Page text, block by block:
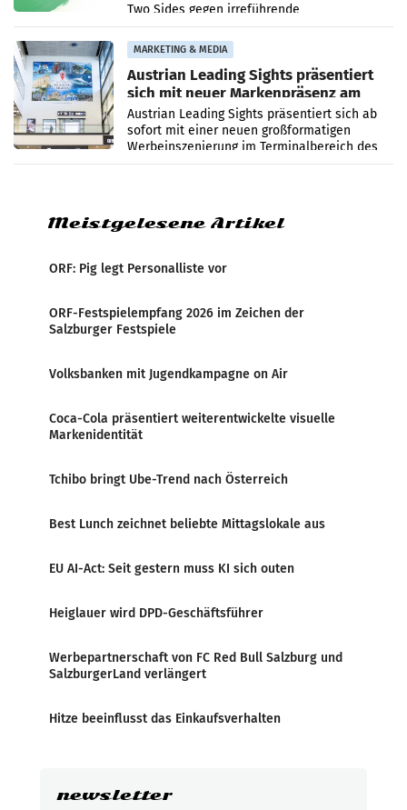
Two Sides gegen irreführende
Umweltaussagen bei Papierkommunikation
und papierbasierten Verpackungen
MARKETING & MEDIA
Austrian Leading Sights präsentiert
sich mit neuer Markenpräsenz am
Flughafen Wien
Austrian Leading Sights präsentiert sich ab
sofort mit einer neuen großformatigen
Werbeinszenierung im Terminalbereich des
Flughafen Wien. Die Präsenz befindet sich im
Meistgelesene Artikel
ORF: Pig legt Personalliste vor
ORF-Festspielempfang 2026 im Zeichen der
Salzburger Festspiele
Volksbanken mit Jugendkampagne on Air
Coca-Cola präsentiert weiterentwickelte visuelle
Markenidentität
Tchibo bringt Ube-Trend nach Österreich
Best Lunch zeichnet beliebte Mittagslokale aus
EU AI-Act: Seit gestern muss KI sich outen
Heiglauer wird DPD-Geschäftsführer
Werbepartnerschaft von FC Red Bull Salzburg und
SalzburgerLand verlängert
Hitze beeinflusst das Einkaufsverhalten
newsletter